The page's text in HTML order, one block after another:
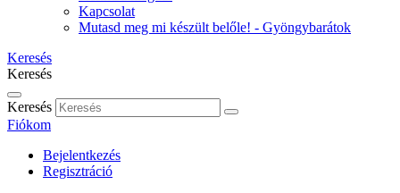
Kapcsolat
Mutasd meg mi készült belőle! - Gyöngybarátok
Keresés
Keresés
Keresés
Fiókom
Bejelentkezés
Regisztráció